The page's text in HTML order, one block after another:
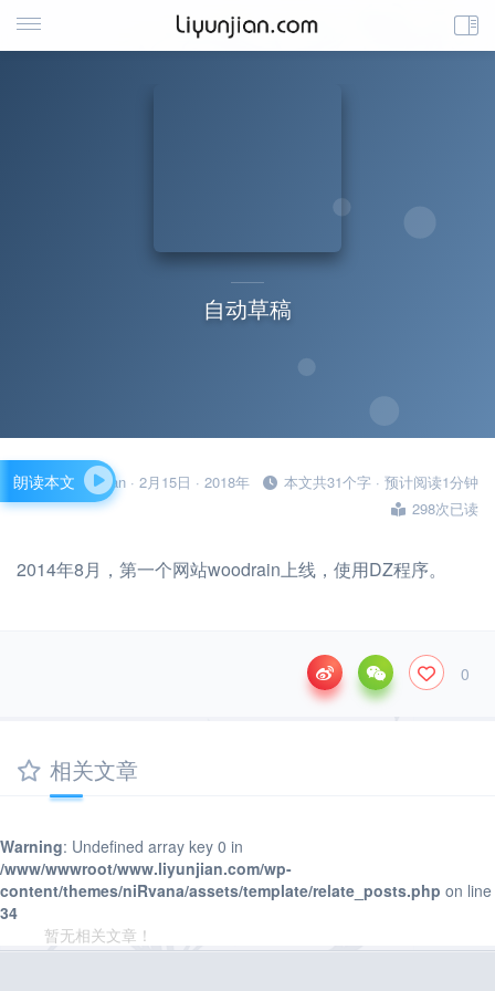
自动草稿
liyunjian · 2月15日 · 2018年
本文共31个字 · 预计阅读1分钟
298次已读
朗读本文
2014年8月，第一个网站woodrain上线，使用DZ程序。
0
相关文章
Warning: Undefined array key 0 in
/www/wwwroot/www.liyunjian.com/wp-
content/themes/niRvana/assets/template/relate_posts.php on line
34
暂无相关文章！